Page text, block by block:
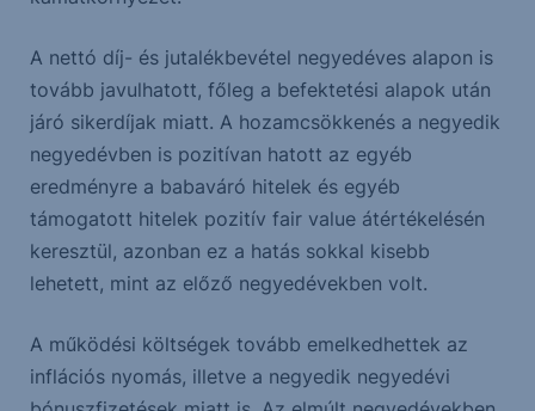
A nettó díj- és jutalékbevétel negyedéves alapon is
tovább javulhatott, főleg a befektetési alapok után
járó sikerdíjak miatt. A hozamcsökkenés a negyedik
negyedévben is pozitívan hatott az egyéb
eredményre a babaváró hitelek és egyéb
támogatott hitelek pozitív fair value átértékelésén
keresztül, azonban ez a hatás sokkal kisebb
lehetett, mint az előző negyedévekben volt.
A működési költségek tovább emelkedhettek az
inflációs nyomás, illetve a negyedik negyedévi